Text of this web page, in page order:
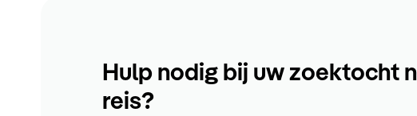
Hulp nodig bij uw zoektocht
reis?